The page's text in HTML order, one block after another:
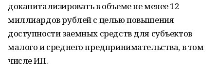
докапитализировать в объеме не менее 12
миллиардов рублей с целью повышения
доступности заемных средств для субъектов
малого и среднего предпринимательства, в том
числе ИП.